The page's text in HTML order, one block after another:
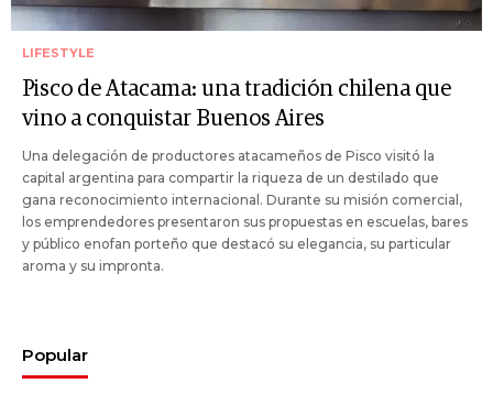
LIFESTYLE
Pisco de Atacama: una tradición chilena que
vino a conquistar Buenos Aires
Una delegación de productores atacameños de Pisco visitó la
capital argentina para compartir la riqueza de un destilado que
gana reconocimiento internacional. Durante su misión comercial,
los emprendedores presentaron sus propuestas en escuelas, bares
y público enofan porteño que destacó su elegancia, su particular
aroma y su impronta.
Popular